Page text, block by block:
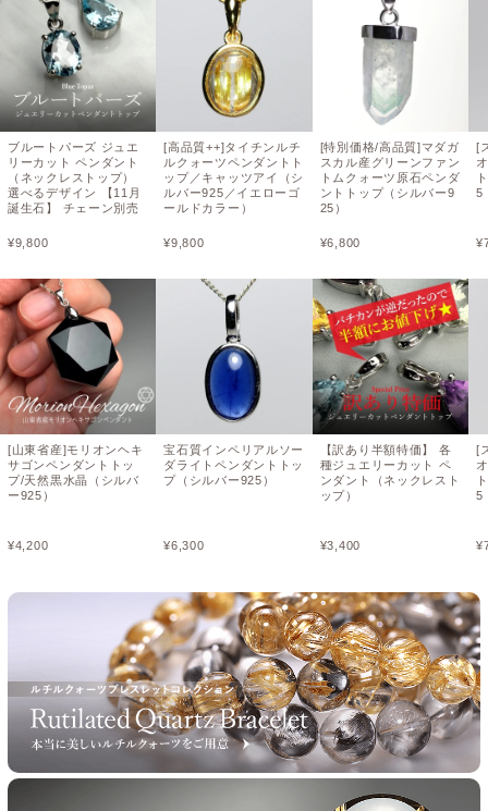
ブルートパーズ ジュエ
リーカット ペンダント
（ネックレストップ）
選べるデザイン 【11月
誕生石】 チェーン別売
¥9,800
[山東省産]モリオンヘキ
サゴンペンダントトッ
プ/天然黒水晶（シルバ
ー925）
¥4,200
[高品質++]タイチンルチ
ルクォーツペンダントト
ップ／キャッツアイ（シ
ルバー925／イエローゴ
ールドカラー）
¥9,800
宝石質インペリアルソー
ダライトペンダントトッ
プ（シルバー925）
¥6,300
[特別価格/高品質]マダガ
スカル産グリーンファン
トムクォーツ原石ペンダ
ントトップ（シルバー9
25）
¥6,800
【訳あり半額特価】 各
種ジュエリーカット ペ
ンダント（ネックレスト
ップ）
¥3,400
[
5
¥
[
5
¥